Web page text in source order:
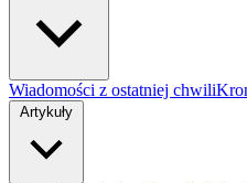
Wiadomości z ostatniej chwili
Artykuły